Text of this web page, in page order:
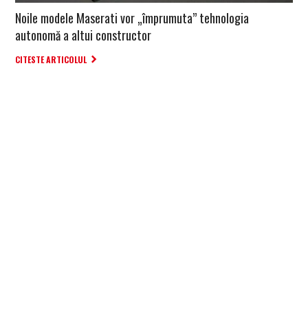
Noile modele Maserati vor „împrumuta” tehnologia
autonomă a altui constructor
CITESTE ARTICOLUL